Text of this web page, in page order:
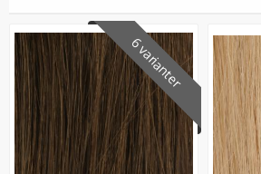
★★ ★★
99 kr
LÄGG I VARUKORG
6 varianter